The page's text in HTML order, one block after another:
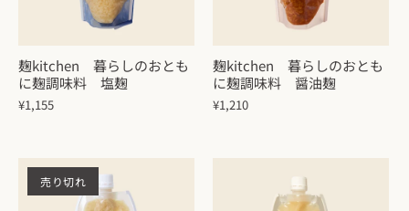
麹kitchen 暮らしのおとも
に麹調味料 塩麹
¥1,155
麹kitchen 暮らしのおとも
に麹調味料 醤油麹
¥1,210
売り切れ